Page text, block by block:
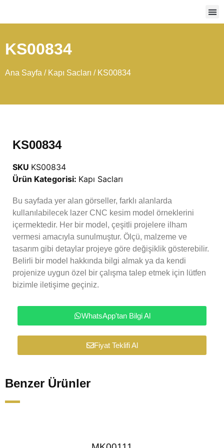
KS00834
Ana Sayfa / Kapı Sacları / KS00834
KS00834
SKU KS00834
Ürün Kategorisi: Kapı Sacları
Bu sayfada yer alan görseller, farklı alanlarda
kullanılabilecek lazer CNC kesim model örneklerini
içermektedir. Her bir model, çeşitli projelere ilham
vermesi amacıyla sunulmuştur. Ölçü, malzeme ve
tasarım gibi detaylar projeye göre değişiklik gösterebilir.
Belirli bir model hakkında bilgi almak ya da kendi
projenize uygun özel bir çalışma talep etmek için lütfen
bizimle iletişime geçiniz.
WhatsApp'tan Bilgi Al
Fiyat Teklifi Al
Benzer Ürünler